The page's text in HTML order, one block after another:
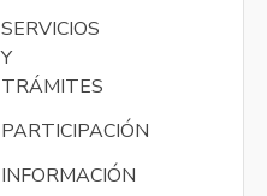
SERVICIOS
Y
TRÁMITES
PARTICIPACIÓN
INFORMACIÓN